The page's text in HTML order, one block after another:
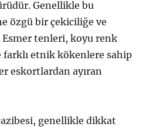
Genellikle bu
özgü bir çekiciliğe ve
tenleri, koyu renk
farklı etnik kökenlere sahip
eskortlardan ayıran
genellikle dikkat